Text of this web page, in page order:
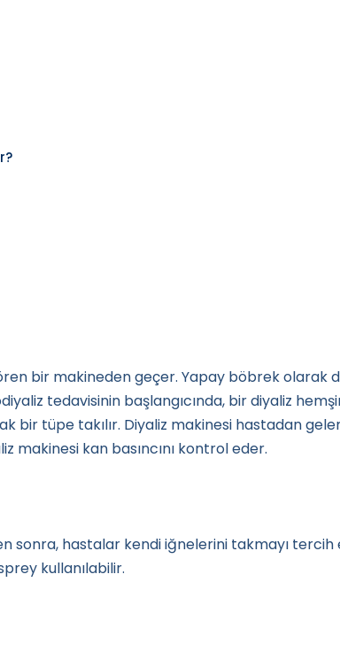
bir makineden geçer. Yapay böbrek olarak
tedavisinin başlangıcında, bir diyaliz
bir tüpe takılır. Diyaliz makinesi hastadan
makinesi kan basıncını kontrol eder.
sonra, hastalar kendi iğnelerini takmayı
kullanılabilir.